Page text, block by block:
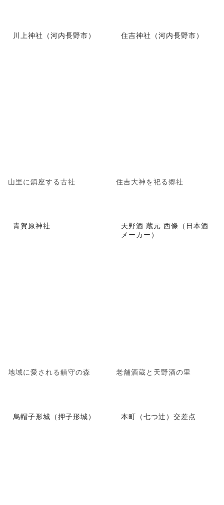
川上神社（河内長野市）
山里に鎮座する古社
住吉神社（河内長野市）
住吉大神を祀る郷社
青賀原神社
地域に愛される鎮守の森
天野酒 蔵元 西條（日本酒
メーカー）
老舗酒蔵と天野酒の里
烏帽子形城（押子形城） 本町（七つ辻）交差点